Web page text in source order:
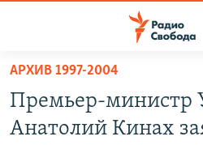
упрощенного
доступа
Вернуться
ПОДКАСТЫ
АРХИВ 1997-2004
Премьер-министр
Анатолий Кинах